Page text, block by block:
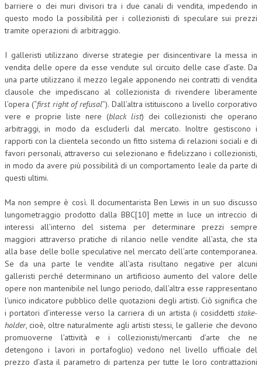
barriere o dei muri divisori tra i due canali di vendita, impedendo in
questo modo la possibilità per i collezionisti di speculare sui prezzi
tramite operazioni di arbitraggio.
I galleristi utilizzano diverse strategie per disincentivare la messa in
vendita delle opere da esse vendute sul circuito delle case d’aste. Da
una parte utilizzano il mezzo legale apponendo nei contratti di vendita
clausole che impediscano al collezionista di rivendere liberamente
l’opera (“first right of refusal”). Dall’altra istituiscono a livello corporativo
vere e proprie liste nere (black list) dei collezionisti che operano
arbitraggi, in modo da escluderli dal mercato. Inoltre gestiscono i
rapporti con la clientela secondo un fitto sistema di relazioni sociali e di
favori personali, attraverso cui selezionano e fidelizzano i collezionisti,
in modo da avere più possibilità di un comportamento leale da parte di
questi ultimi.
Ma non sempre è così. Il documentarista Ben Lewis in un suo discusso
lungometraggio prodotto dalla BBC[10] mette in luce un intreccio di
interessi all’interno del sistema per determinare prezzi sempre
maggiori attraverso pratiche di rilancio nelle vendite all’asta, che sta
alla base delle bolle speculative nel mercato dell’arte contemporanea.
Se da una parte le vendite all’asta risultano negative per alcuni
galleristi perché determinano un artificioso aumento del valore delle
opere non mantenibile nel lungo periodo, dall’altra esse rappresentano
l’unico indicatore pubblico delle quotazioni degli artisti. Ciò significa che
i portatori d’interesse verso la carriera di un artista (i cosiddetti stake-
holder, cioè, oltre naturalmente agli artisti stessi, le gallerie che devono
promuoverne l’attività e i collezionisti/mercanti d’arte che ne
detengono i lavori in portafoglio) vedono nel livello ufficiale del
prezzo d’asta il parametro di partenza per tutte le loro contrattazioni